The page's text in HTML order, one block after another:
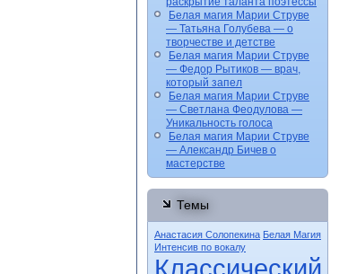
Белая магия Марии Струве
— Татьяна Голубева — о
творчестве и детстве
Белая магия Марии Струве
— Федор Рытиков — врач,
который запел
Белая магия Марии Струве
— Светлана Феодулова —
Уникальность голоса
Белая магия Марии Струве
— Александр Бичев о
мастерстве
Темы
Анастасия Солопекина Белая Магия
Интенсив по вокалу
Классический